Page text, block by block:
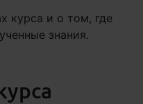
курса и о том, где
знания.